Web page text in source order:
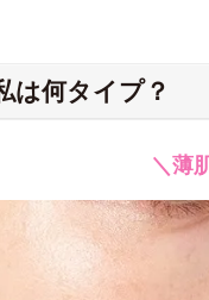
は何タイプ？
＼薄